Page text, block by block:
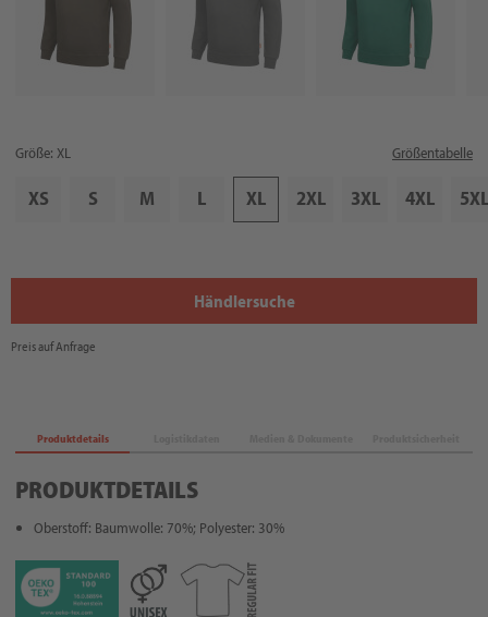
Größe: XL Größentabelle
XS S M L XL 2XL 3XL 4XL 5XL
Händlersuche
Preis auf Anfrage
Produktdetails
PRODUKTDETAILS
Oberstoff: Baumwolle: 70%; Polyester: 30%